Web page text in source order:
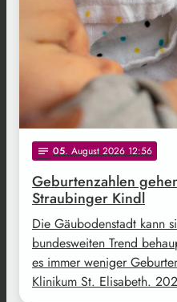
notes 05. August 2026 12:56
Geburtenzahlen
Straubinger Kindl
Die Gäubodenstadt kann
bundesweiten Trend
es immer weniger
Klinikum St. Elisabeth.